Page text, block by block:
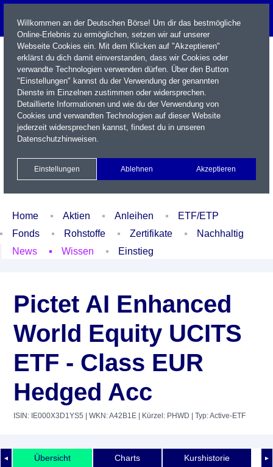
Name / WKN / ISIN / Kürzel
Xetra Realtime
Watchlist Portfolio Login
Home Aktien Anleihen
ETF/ETP
Fonds
Rohstoffe Zertifikate
Nachhaltig
News
Wissen Einstieg
Pictet AI Enhanced
World Equity UCITS
ETF - Class EUR
Hedged Acc
ISIN: IE000X3D1YS5 | WKN: A42B1E | Kürzel: PHWD | Typ: Active-ETF
◄ ►
Übersicht Charts Kurshistorie
Willkommen an der Deutschen Börse! Um dir das bestmögliche
Online-Erlebnis zu ermöglichen, setzen wir auf unserer
Webseite Cookies ein. Mit dem Klicken auf "Akzeptieren"
erklärst du dich damit einverstanden, dass wir Cookies oder
verwandte Technologien verwenden dürfen. Über den Button
"Einstellungen" kannst du der Verwendung der genannten
Dienste im Einzelnen zustimmen oder widersprechen.
Detaillierte Informationen und wie du der Verwendung von
Cookies und verwandten Technologien auf dieser Website
jederzeit widersprechen kannst, findest du in unseren
Datenschutzhinweisen.
Einstellungen Ablehnen Akzeptieren